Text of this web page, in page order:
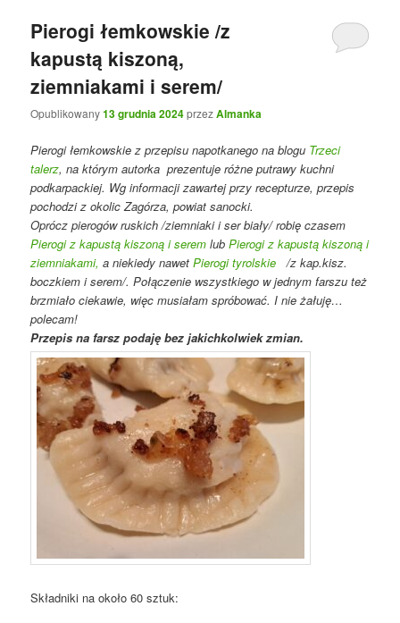
Pierogi łemkowskie /z
kapustą kiszoną,
ziemniakami i serem/
Opublikowany13 grudnia 2024przezAlmanka
Pierogi łemkowskie z przepisu napotkanego na blogu Trzeci
talerz, na którym autorka prezentuje różne putrawy kuchni
podkarpackiej. Wg informacji zawartej przy recepturze, przepis
pochodzi z okolic Zagórza, powiat sanocki.
Oprócz pierogów ruskich /ziemniaki i ser biały/ robię czasem
Pierogi z kapustą kiszoną i seremlubPierogi z kapustą kiszoną i
ziemniakami, a niekiedy nawetPierogi tyrolskie /z kap.kisz.
boczkiem i serem/. Połączenie wszystkiego w jednym farszu też
brzmiało ciekawie, więc musiałam spróbować. I nie żałuję…
polecam!
Przepis na farsz podaję bez jakichkolwiek zmian.
Składniki na około 60 sztuk: